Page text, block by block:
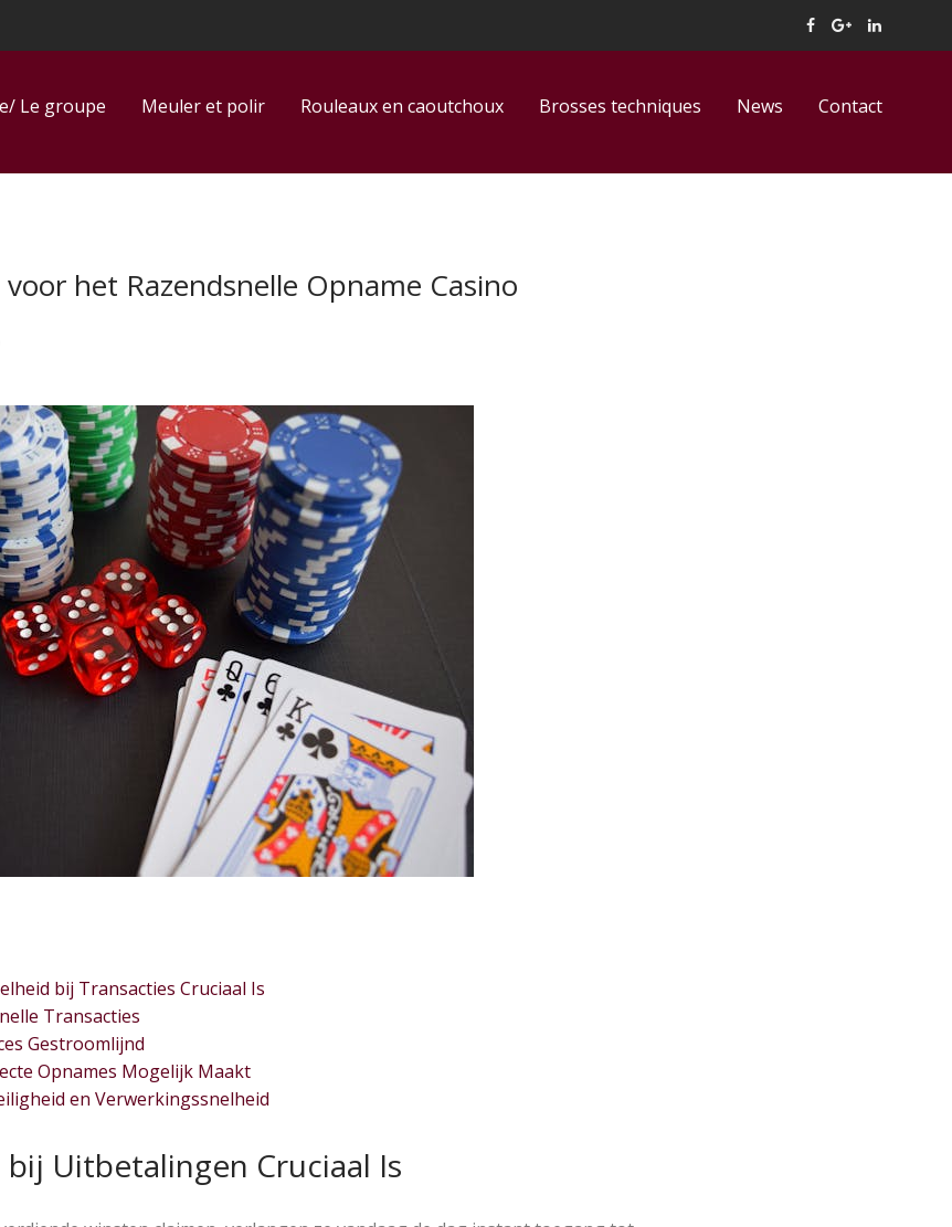
Le groupe Meuler et polir Rouleaux en caoutchoux Brosses techniques News Contact
het Razendsnelle Opname Casino
bij Transacties Cruciaal Is
Transacties
Gestroomlijnd
Opnames Mogelijk Maakt
en Verwerkingssnelheid
Uitbetalingen Cruciaal Is